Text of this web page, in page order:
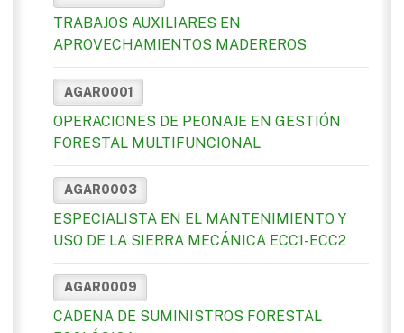
TRABAJOS AUXILIARES EN
APROVECHAMIENTOS MADEREROS
AGAR0001
OPERACIONES DE PEONAJE EN GESTIÓN
FORESTAL MULTIFUNCIONAL
AGAR0003
ESPECIALISTA EN EL MANTENIMIENTO Y
USO DE LA SIERRA MECÁNICA ECC1-ECC2
AGAR0009
CADENA DE SUMINISTROS FORESTAL